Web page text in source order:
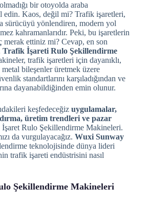
bir otoyolda araba
edin. Kaos, değil mi? Trafik işaretleri,
sürücüyü yönlendiren, modern yol
kahramanlarıdır. Peki, bu işaretlerin
merak ettiniz mi? Cevap, en son
Trafik İşareti Rulo Şekillendirme
trafik işaretleri için dayanıklı,
bileşenler üretmek üzere
standartlarını karşıladığından ve
dayanabildiğinden emin olunur.
keşfedeceğiz uygulamalar,
üretim trendleri ve pazar
Rulo Şekillendirme Makineleri.
da vurgulayacağız. Wuxi Sunway
teknolojisinde dünya lideri
trafik işareti endüstrisini nasıl
Şekillendirme Makineleri